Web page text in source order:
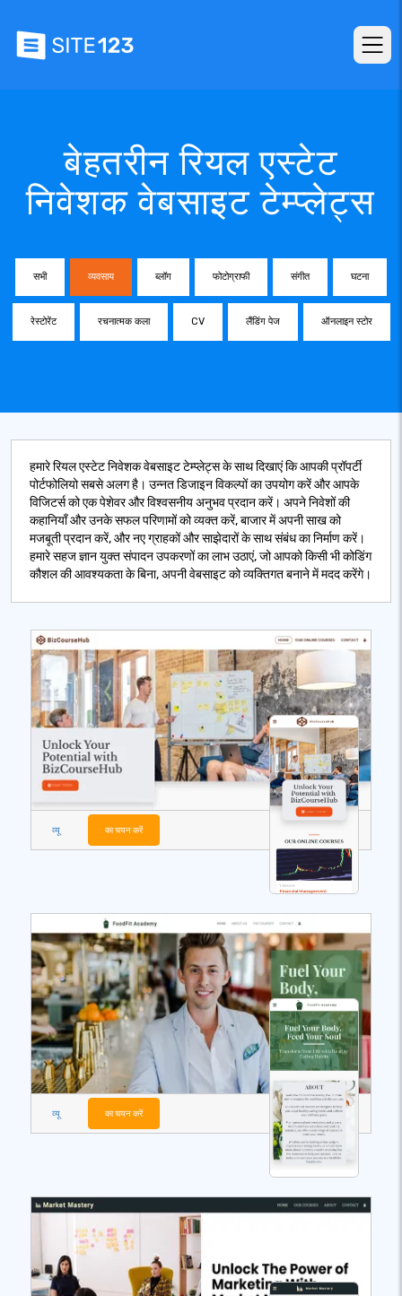
बेहतरीन रियल एस्टेट
निवेशक वेबसाइट टेम्प्लेट्स
सभी व्यवसाय ब्लॉग फोटोग्राफी संगीत घटना
रेस्टोरेंट रचनात्मक कला CV लैंडिंग पेज ऑनलाइन स्टोर
हमारे रियल एस्टेट निवेशक वेबसाइट टेम्प्लेट्स के साथ दिखाएं कि आपकी प्रॉपर्टी
पोर्टफोलियो सबसे अलग है। उन्नत डिजाइन विकल्पों का उपयोग करें और आपके
विजिटर्स को एक पेशेवर और विश्वसनीय अनुभव प्रदान करें। अपने निवेशों की
कहानियाँ और उनके सफल परिणामों को व्यक्त करें, बाजार में अपनी साख को
मजबूती प्रदान करें, और नए ग्राहकों और साझेदारों के साथ संबंध का निर्माण करें।
हमारे सहज ज्ञान युक्त संपादन उपकरणों का लाभ उठाएं, जो आपको किसी भी कोडिंग
कौशल की आवश्यकता के बिना, अपनी वेबसाइट को व्यक्तिगत बनाने में मदद करेंगे।
व्यू का चयन करें
व्यू का चयन करें